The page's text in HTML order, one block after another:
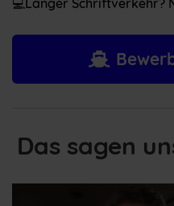
💻Langer Schriftverkehr?
Das sagen